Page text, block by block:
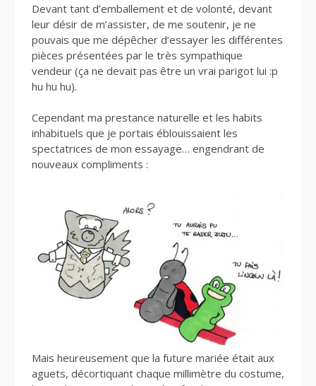
Devant tant d’emballement et de volonté, devant
leur désir de m’assister, de me soutenir, je ne
pouvais que me dépêcher d’essayer les différentes
pièces présentées par le très sympathique
vendeur (ça ne devait pas être un vrai parigot lui :p
hu hu hu).
Cependant ma prestance naturelle et les habits
inhabituels que je portais éblouissaient les
spectatrices de mon essayage… engendrant de
nouveaux compliments :
Mais heureusement que la future mariée était aux
aguets, décortiquant chaque millimètre du costume,